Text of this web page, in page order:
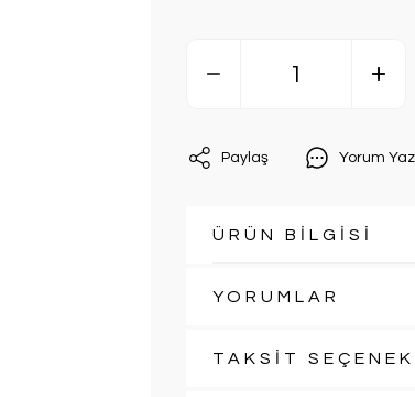
Paylaş Yorum Yaz
ÜRÜN BİLGİSİ
YORUMLAR
TAKSİT